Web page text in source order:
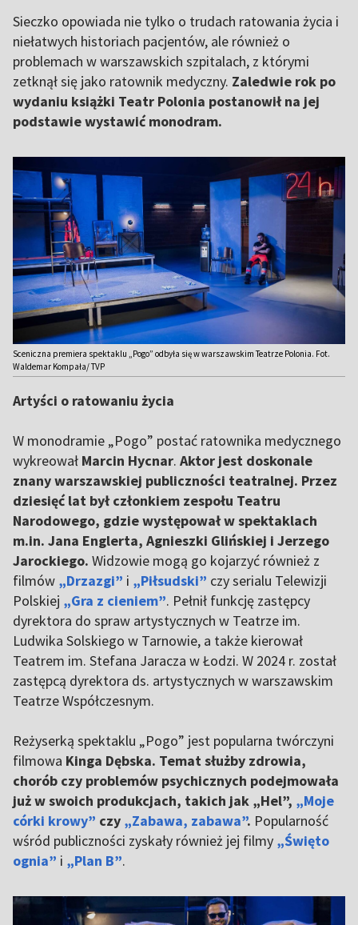
Sieczko opowiada nie tylko o trudach ratowania życia i
niełatwych historiach pacjentów, ale również o
problemach w warszawskich szpitalach, z którymi
zetknął się jako ratownik medyczny. Zaledwie rok po
wydaniu książki Teatr Polonia postanowił na jej
podstawie wystawić monodram.
Sceniczna premiera spektaklu „Pogo” odbyła się w warszawskim Teatrze Polonia. Fot.
Waldemar Kompała/ TVP
Artyści o ratowaniu życia
W monodramie „Pogo” postać ratownika medycznego
wykreował Marcin Hycnar. Aktor jest doskonale
znany warszawskiej publiczności teatralnej. Przez
dziesięć lat był członkiem zespołu Teatru
Narodowego, gdzie występował w spektaklach
m.in. Jana Englerta, Agnieszki Glińskiej i Jerzego
Jarockiego. Widzowie mogą go kojarzyć również z
filmów „Drzazgi” i „Piłsudski” czy serialu Telewizji
Polskiej „Gra z cieniem”. Pełnił funkcję zastępcy
dyrektora do spraw artystycznych w Teatrze im.
Ludwika Solskiego w Tarnowie, a także kierował
Teatrem im. Stefana Jaracza w Łodzi. W 2024 r. został
zastępcą dyrektora ds. artystycznych w warszawskim
Teatrze Współczesnym.
Reżyserką spektaklu „Pogo” jest popularna twórczyni
filmowa Kinga Dębska. Temat służby zdrowia,
chorób czy problemów psychicznych podejmowała
już w swoich produkcjach, takich jak „Hel”, „Moje
córki krowy” czy „Zabawa, zabawa”. Popularność
wśród publiczności zyskały również jej filmy „Święto
ognia” i „Plan B”.